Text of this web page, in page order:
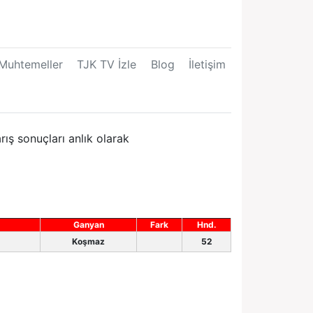
TJK TV İzle Blog İletişim
sonuçları anlık olarak
Ganyan Fark
Hnd.
Koşmaz 52